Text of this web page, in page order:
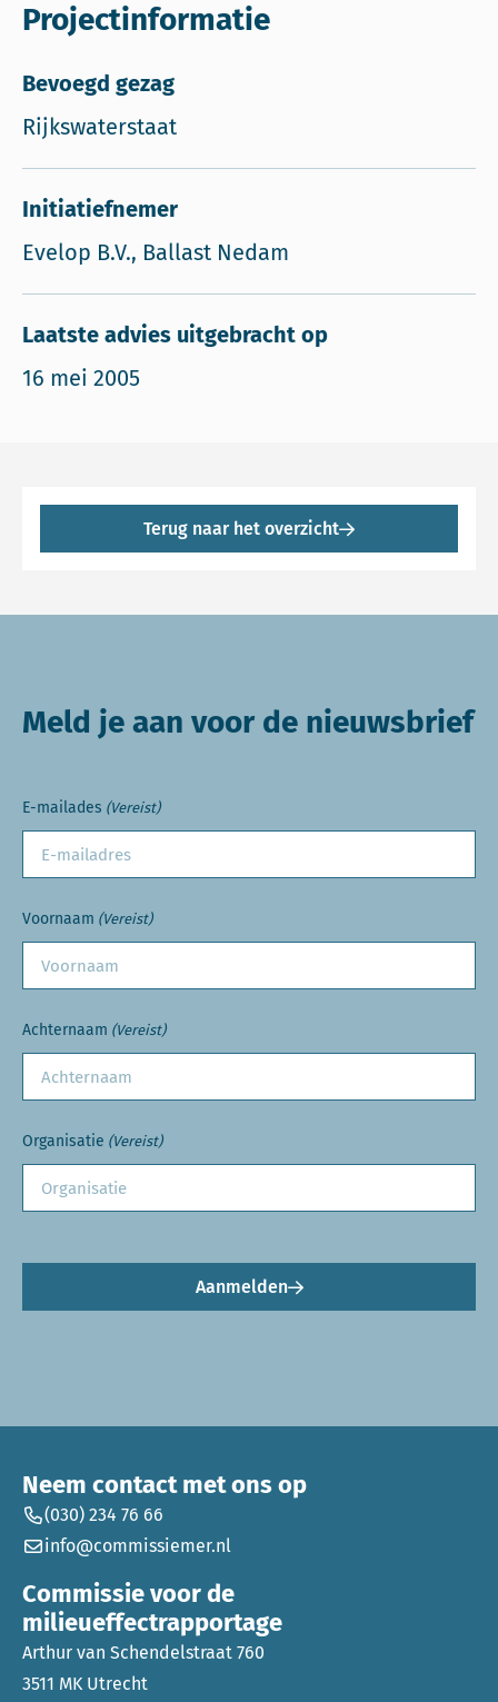
Projectinformatie
Bevoegd gezag
Rijkswaterstaat
Initiatiefnemer
Evelop B.V., Ballast Nedam
Laatste advies uitgebracht op
16 mei 2005
Terug naar het overzicht
Meld je aan voor de nieuwsbrief
E-mailades (Vereist)
Voornaam (Vereist)
Achternaam (Vereist)
Organisatie (Vereist)
Aanmelden
Neem contact met ons op
(030) 234 76 66
info@commissiemer.nl
Commissie voor de
milieueffectrapportage
Arthur van Schendelstraat 760
3511 MK Utrecht